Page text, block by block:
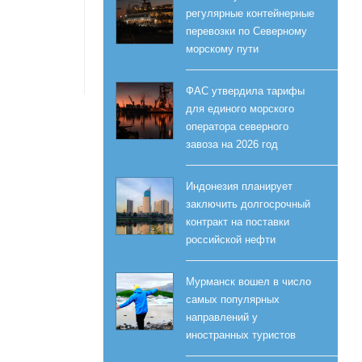
регулярные контейнерные
перевозки по Северному
морскому пути
ФАС утвердила тарифы
для единого морского
оператора северного
завоза на 2026 год
Индонезия планирует
заключить долгосрочный
контракт на поставки
российской нефти
Мурманск вошел в число
самых популярных
направлений у
иностранных туристов